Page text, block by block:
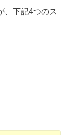
、下記4つのス